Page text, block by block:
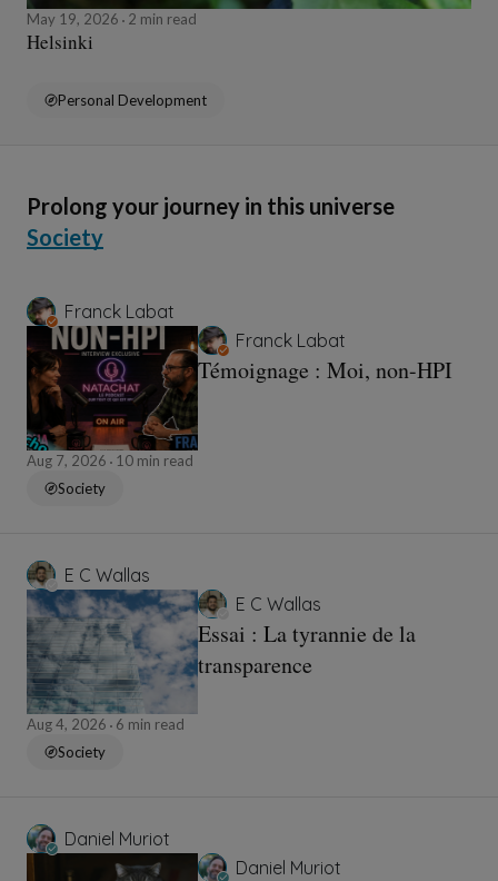
May 19, 2026 2 min read
Helsinki
Personal Development
Prolong your journey in this universe
Society
Franck Labat
Franck Labat
Témoignage : Moi, non-HPI
Aug 7, 2026
10 min read
Society
E C Wallas
E C Wallas
Essai : La tyrannie de la
transparence
Aug 4, 2026
6 min read
Society
Daniel Muriot
Daniel Muriot